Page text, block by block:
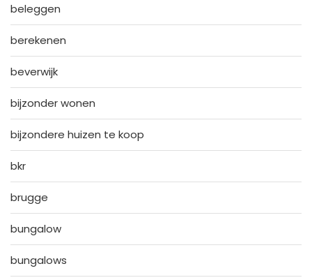
beleggen
berekenen
beverwijk
bijzonder wonen
bijzondere huizen te koop
bkr
brugge
bungalow
bungalows